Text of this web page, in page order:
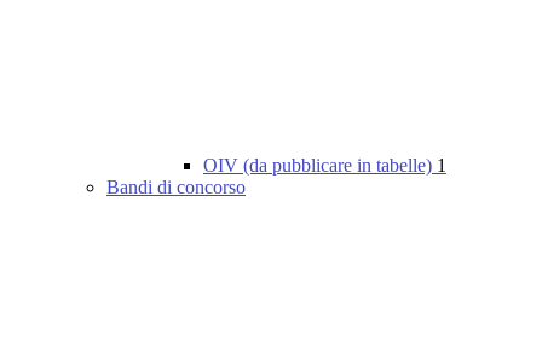
OIV (da pubblicare in tabelle) 1
Bandi di concorso